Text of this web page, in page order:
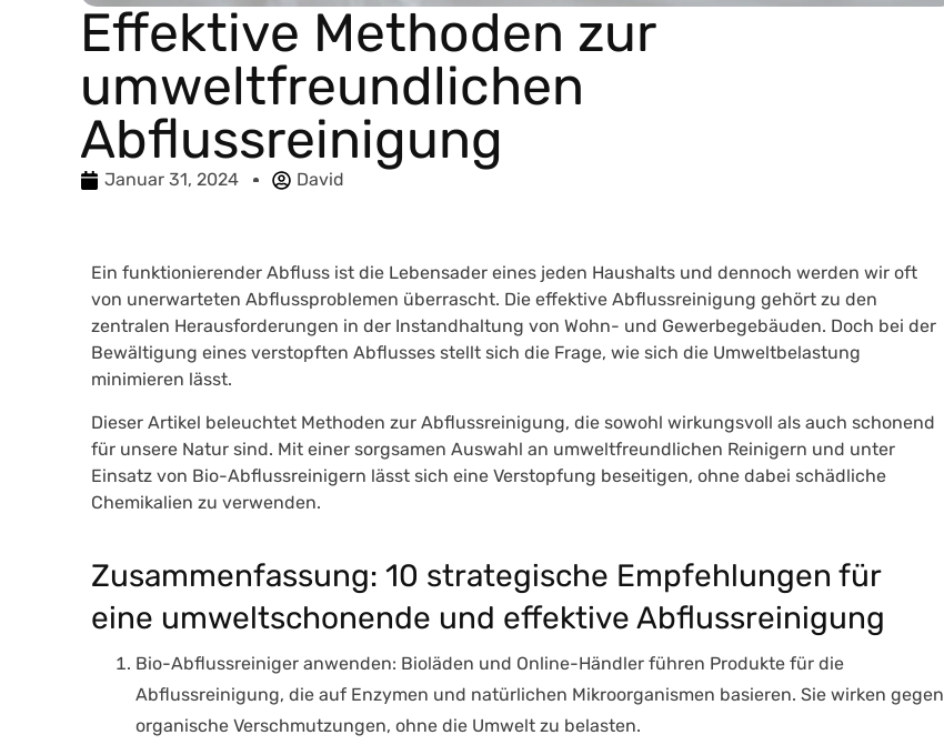
Effektive Methoden zur
umweltfreundlichen
Abflussreinigung
Januar 31, 2024 David
Ein funktionierender Abfluss ist die Lebensader eines jeden Haushalts und dennoch werden wir oft
von unerwarteten Abflussproblemen überrascht. Die effektive Abflussreinigung gehört zu den
zentralen Herausforderungen in der Instandhaltung von Wohn- und Gewerbegebäuden. Doch bei der
Bewältigung eines verstopften Abflusses stellt sich die Frage, wie sich die Umweltbelastung
minimieren lässt.
Dieser Artikel beleuchtet Methoden zur Abflussreinigung, die sowohl wirkungsvoll als auch schonend
für unsere Natur sind. Mit einer sorgsamen Auswahl an umweltfreundlichen Reinigern und unter
Einsatz von Bio-Abflussreinigern lässt sich eine Verstopfung beseitigen, ohne dabei schädliche
Chemikalien zu verwenden.
Zusammenfassung: 10 strategische Empfehlungen für
eine umweltschonende und effektive Abflussreinigung
Bio-Abflussreiniger anwenden: Bioläden und Online-Händler führen Produkte für die
Abflussreinigung, die auf Enzymen und natürlichen Mikroorganismen basieren. Sie wirken gegen
organische Verschmutzungen, ohne die Umwelt zu belasten.